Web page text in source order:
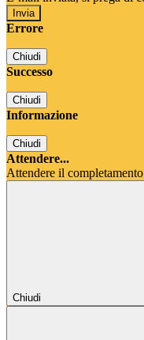
Errore
Chiudi
Successo
Chiudi
Informazione
Chiudi
Attendere...
Attendere il
Chiudi